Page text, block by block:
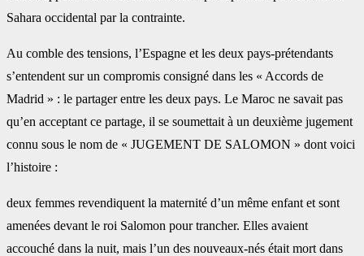
Sahara occidental par la contrainte.
Au comble des tensions, l’Espagne et les deux pays-prétendants
s’entendent sur un compromis consigné dans les « Accords de
Madrid » : le partager entre les deux pays. Le Maroc ne savait pas
qu’en acceptant ce partage, il se soumettait à un deuxième jugement
connu sous le nom de « JUGEMENT DE SALOMON » dont voici
l’histoire :
deux femmes revendiquent la maternité d’un même enfant et sont
amenées devant le roi Salomon pour trancher. Elles avaient
accouché dans la nuit, mais l’un des nouveaux-nés était mort dans